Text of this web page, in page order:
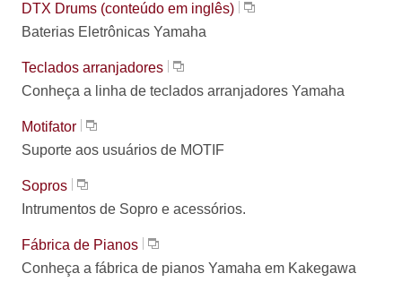
DTX Drums (conteúdo em inglês)
Baterias Eletrônicas Yamaha
Teclados arranjadores
Conheça a linha de teclados arranjadores Yamaha
Motifator
Suporte aos usuários de MOTIF
Sopros
Intrumentos de Sopro e acessórios.
Fábrica de Pianos
Conheça a fábrica de pianos Yamaha em Kakegawa